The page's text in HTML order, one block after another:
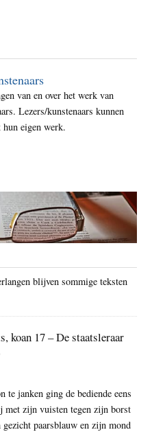
van en over het werk van
Lezers/kunstenaars kunnen
hun eigen werk.
blijven sommige teksten
koan 17 – De staatsleraar
te janken ging de bediende eens
met zijn vuisten tegen zijn borst
paarsblauw en zijn mond